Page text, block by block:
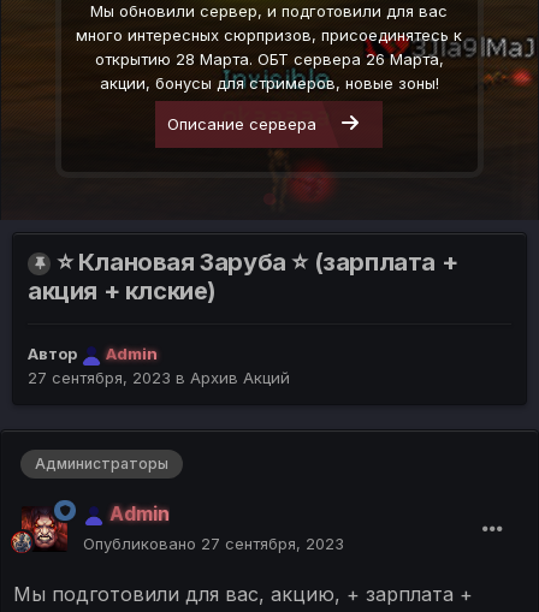
Мы обновили сервер, и подготовили для вас
много интересных сюрпризов, присоединятесь к
открытию 28 Марта. ОБТ сервера 26 Марта,
акции, бонусы для стримеров, новые зоны!
Описание сервера
⭐ Клановая Заруба ⭐ (зарплата +
акция + клские)
Автор
Admin
27 сентября, 2023 в Архив Акций
Администраторы
Admin
Опубликовано 27 сентября, 2023
Мы подготовили для вас, акцию, + зарплата +